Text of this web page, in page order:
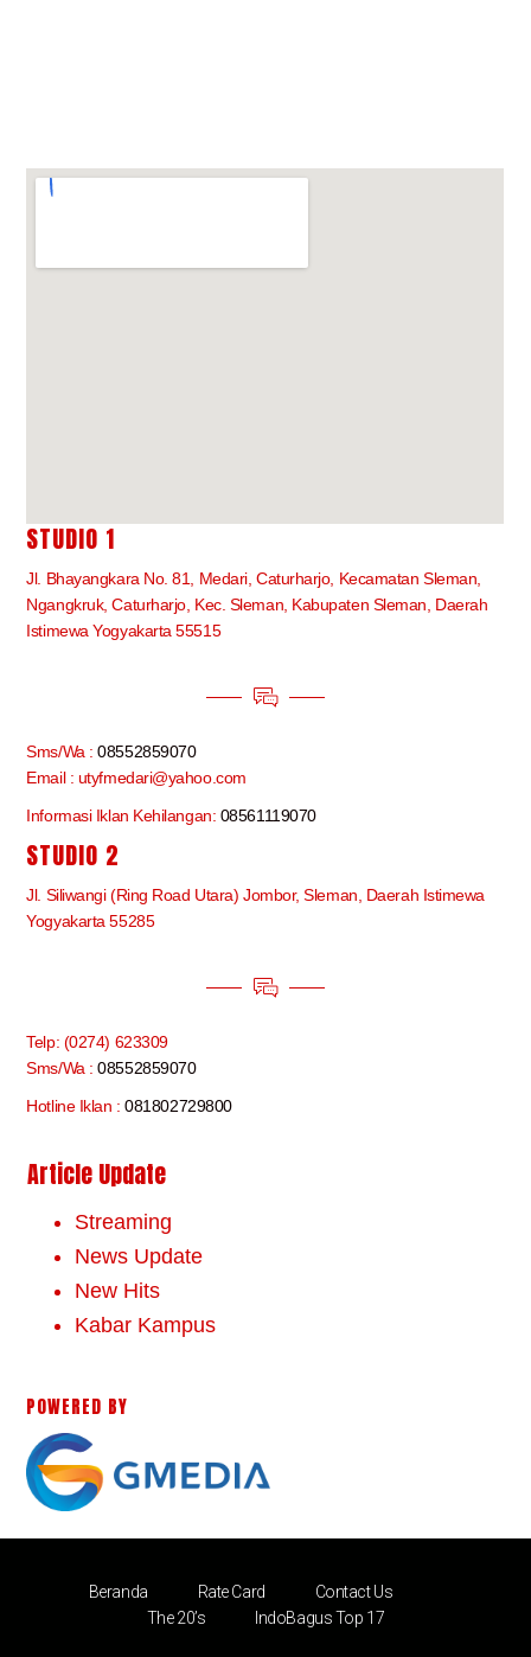
STUDIO 1
Jl. Bhayangkara No. 81, Medari, Caturharjo, Kecamatan Sleman,
Ngangkruk, Caturharjo, Kec. Sleman, Kabupaten Sleman, Daerah
Istimewa Yogyakarta 55515
Sms/Wa :08552859070
Email : utyfmedari@yahoo.com
Informasi Iklan Kehilangan: 08561119070
STUDIO 2
Jl. Siliwangi (Ring Road Utara) Jombor, Sleman, Daerah Istimewa
Yogyakarta 55285
Telp: (0274) 623309
Sms/Wa :08552859070
Hotline Iklan :081802729800
Article Update
Streaming
News Update
New Hits
Kabar Kampus
POWERED BY
Beranda Rate Card
Contact Us
The 20’s
IndoBagus Top 17